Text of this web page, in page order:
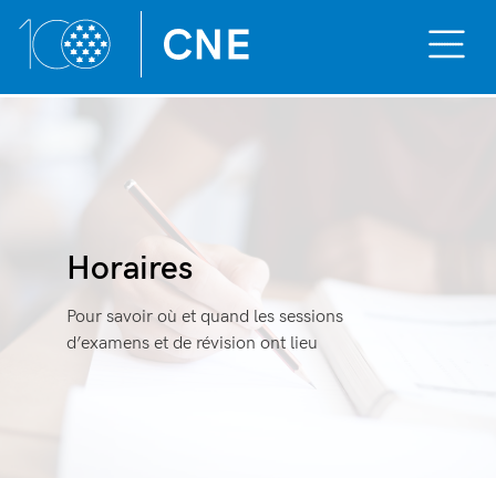
Mobile
Horaires
Pour savoir où et quand les sessions
d’examens et de révision ont lieu